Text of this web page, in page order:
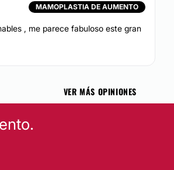
MAMOPLASTIA DE AUMENTO
, me parece fabuloso este gran
VER MÁS OPINIONES